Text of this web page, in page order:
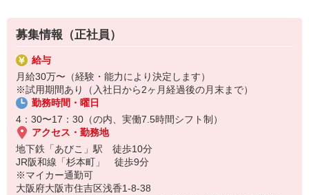
調理業務全般をお任せします。
募集情報（正社員）
給与
月給30万〜（経験・能力により決定します）
※試用期間あり（入社日から2ヶ月経過後の月末まで）
勤務時間・曜日
4：30〜17：30（の内、実働7.5時間シフト制）
アクセス・勤務地
地下鉄「あびこ」駅 徒歩10分
JR阪和線「杉本町」 徒歩9分
※マイカー通勤可
大阪府大阪市住吉区浅香1-8-38